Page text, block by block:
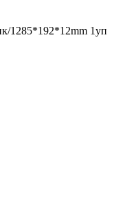
1285*192*12mm 1уп